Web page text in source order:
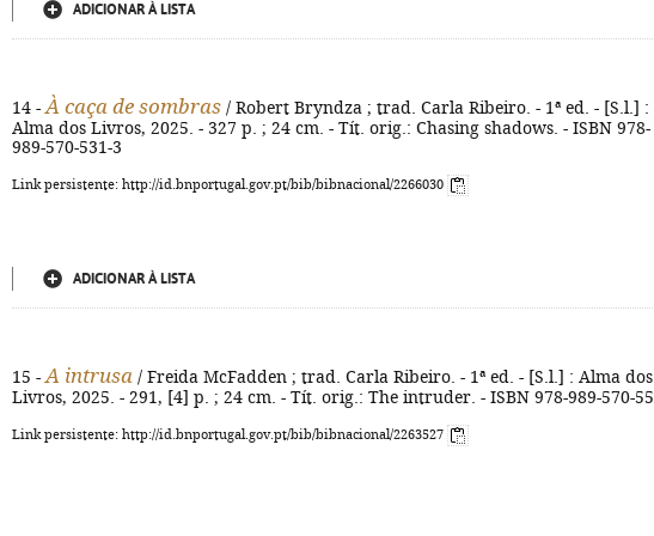
ADICIONAR À LISTA
14 - À caça de sombras / Robert Bryndza ; trad. Carla Ribeiro. - 1ª ed. - [S.l.] :
Alma dos Livros, 2025. - 327 p. ; 24 cm. - Tít. orig.: Chasing shadows. - ISBN 978-
989-570-531-3
Link persistente: http://id.bnportugal.gov.pt/bib/bibnacional/2266030
ADICIONAR À LISTA
15 - A intrusa / Freida McFadden ; trad. Carla Ribeiro. - 1ª ed. - [S.l.] : Alma dos
Livros, 2025. - 291, [4] p. ; 24 cm. - Tít. orig.: The intruder. - ISBN 978-989-570-
Link persistente: http://id.bnportugal.gov.pt/bib/bibnacional/2263527